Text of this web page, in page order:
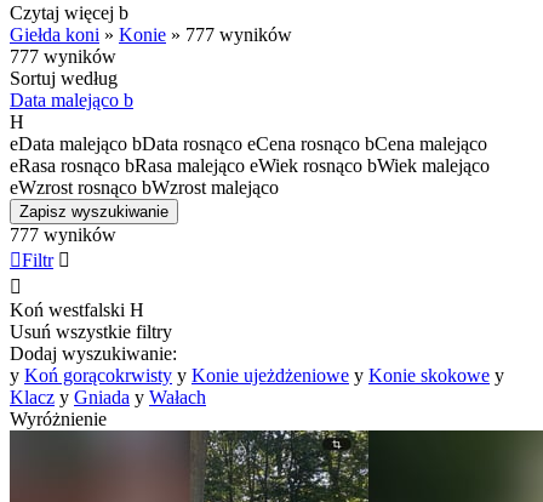
Czytaj więcej b
Giełda koni » Konie » 777 wyników
777 wyników
Sortuj według
Data malejąco b
H
eData malejąco bData rosnąco eCena rosnąco bCena malejąco
eRasa rosnąco bRasa malejąco eWiek rosnąco bWiek malejąco
eWzrost rosnąco bWzrost malejąco
Zapisz wyszukiwanie
777 wyników
Filtr 

Koń westfalski H
Usuń wszystkie filtry
Dodaj wyszukiwanie:
y Koń gorącokrwisty y Konie ujeżdżeniowe y Konie skokowe y
Klacz y Gniada y Wałach
Wyróżnienie